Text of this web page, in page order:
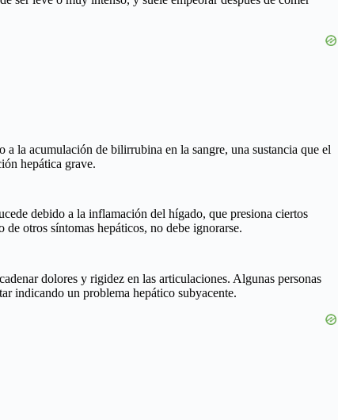
la acumulación de bilirrubina en la sangre, una sustancia que el
hepática grave.
debido a la inflamación del hígado, que presiona ciertos
otros síntomas hepáticos, no debe ignorarse.
dolores y rigidez en las articulaciones. Algunas personas
indicando un problema hepático subyacente.